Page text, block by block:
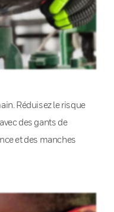
Réduisez le risque
des gants de
et des manches